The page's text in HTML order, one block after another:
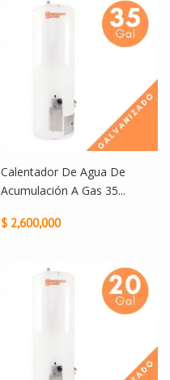
Calentador De Agua De
Acumulación A Gas 35...
$ 2,600,000